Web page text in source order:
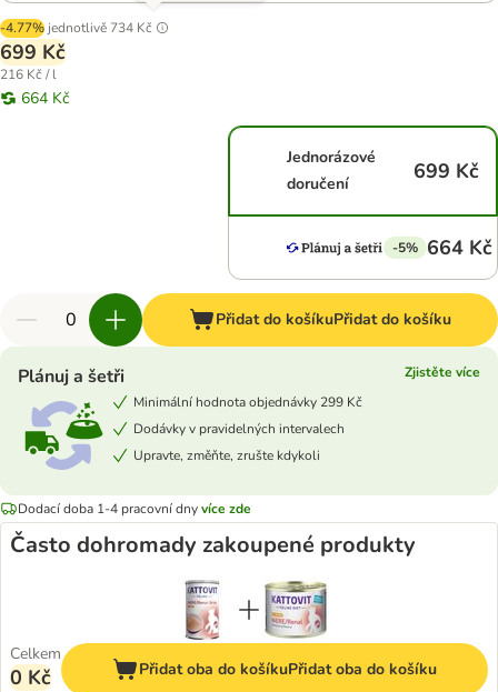
-4.77% jednotlivě 734 Kč
699 Kč
216 Kč / l
664 Kč
Jednorázové
doručení
699 Kč
-5% 664 Kč
Přidat do košíkuPřidat do košíku
Plánuj a šetři
Zjistěte více
Minimální hodnota objednávky 299 Kč
Dodávky v pravidelných intervalech
Upravte, změňte, zrušte kdykoli
Dodací doba 1-4 pracovní dnyvíce zde
Často dohromady zakoupené produkty
Celkem
0 Kč Přidat oba do košíkuPřidat oba do košíku